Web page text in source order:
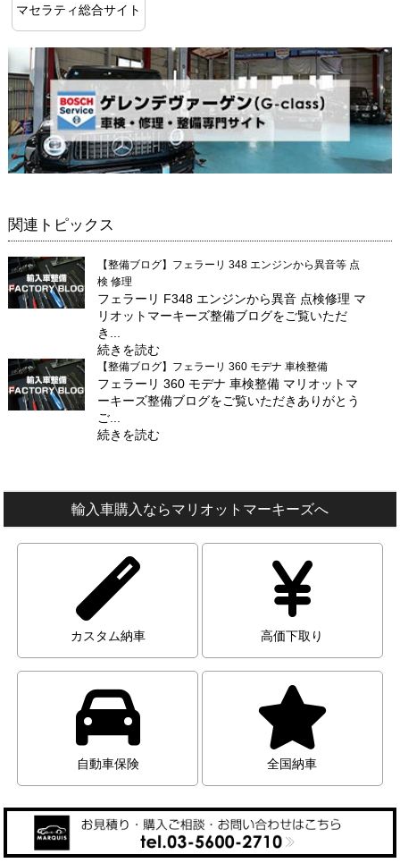
マセラティ総合サイト
関連トピックス
【整備ブログ】フェラーリ 348 エンジンから異音等 点
検 修理
フェラーリ F348 エンジンから異音 点検修理 マ
リオットマーキーズ整備ブログをご覧いただ
き...
続きを読む
【整備ブログ】フェラーリ 360 モデナ 車検整備
フェラーリ 360 モデナ 車検整備 マリオットマ
ーキーズ整備ブログをご覧いただきありがとう
ご...
続きを読む
輸入車購入ならマリオットマーキーズへ
カスタム納車 高価下取り
自動車保険 全国納車